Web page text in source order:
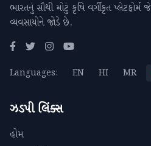
ભારતનું સૌથી મોટું કૃષિ વર્ગીકૃત
વ્યવસાયોને જોડે છે.
Languages: EN HI MR
ઝડપી લિંક્સ
હોમ